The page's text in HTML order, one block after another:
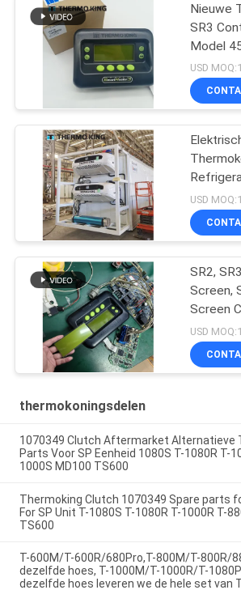
Nieuwe
SR3
Model
SR2
USD MOQ:1
t-1080e
USD MOQ:1
SR2,
Screen,
Screen
Groen
Screen
KING
USD MOQ:1
thermokoningsdelen
1070349 Clutch Aftermarket Alternatieve
Parts Voor SP Eenheid 1080S T-1080R T-
1000S MD100 TS600
Thermoking Clutch 1070349 Spare parts
For SP Unit T-1080S T-1080R T-1000R T-
TS600
T-600M/T-600R/680Pro,T-800M/T-800R/
dezelfde hoes, T-1000M/T-1000R/T-
dezelfde hoes leveren we de hele set van